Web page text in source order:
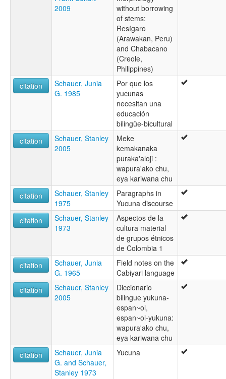
2009
without borrowing
of stems:
Resígaro
(Arawakan, Peru)
and Chabacano
(Creole,
Philippines)
citation
Schauer, Junia
G. 1985
Por que los
yucunas
necesitan una
educación
bilingüe-bicultural
citation
Schauer, Stanley
2005
Meke
kemakanaka
puraka'aloji :
wapura'ako chu,
eya kariwana chu
citation
Schauer, Stanley
1975
Paragraphs in
Yucuna discourse
citation
Schauer, Stanley
1973
Aspectos de la
cultura material
de grupos étnicos
de Colombia 1
citation
Schauer, Junia
G. 1965
Field notes on the
Cabiyari language
citation
Schauer, Stanley
2005
Diccionario
bilingue yukuna-
espan~ol,
espan~ol-yukuna:
wapura'ako chu,
eya kariwana chu
citation
Schauer, Junia
G. and Schauer,
Stanley 1973
Yucuna